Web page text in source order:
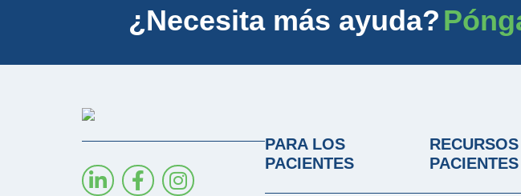
¿Necesita más ayuda?
PARA LOS
PACIENTES
PACIENTES